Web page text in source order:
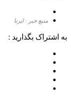
منبع خبر : ایرنا
به اشتراک بگذارید :